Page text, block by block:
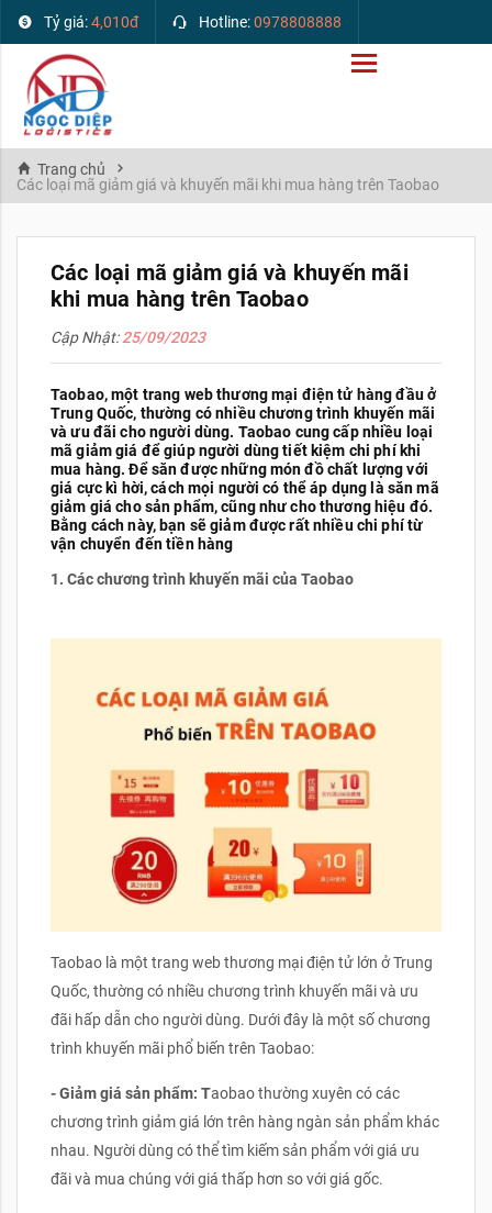
Tỷ giá:4,010đ Hotline:0978808888
Trang chủ
Các loại mã giảm giá và khuyến mãi khi mua hàng trên Taobao
Các loại mã giảm giá và khuyến mãi
khi mua hàng trên Taobao
Cập Nhật:25/09/2023
Taobao, một trang web thương mại điện tử hàng đầu ở
Trung Quốc, thường có nhiều chương trình khuyến mãi
và ưu đãi cho người dùng. Taobao cung cấp nhiều loại
mã giảm giá để giúp người dùng tiết kiệm chi phí khi
mua hàng. Để săn được những món đồ chất lượng với
giá cực kì hời, cách mọi người có thể áp dụng là săn mã
giảm giá cho sản phẩm, cũng như cho thương hiệu đó.
Bằng cách này, bạn sẽ giảm được rất nhiều chi phí từ
vận chuyển đến tiền hàng
1. Các chương trình khuyến mãi của Taobao
Taobao là một trang web thương mại điện tử lớn ở Trung
Quốc, thường có nhiều chương trình khuyến mãi và ưu
đãi hấp dẫn cho người dùng. Dưới đây là một số chương
trình khuyến mãi phổ biến trên Taobao:
- Giảm giá sản phẩm: Taobao thường xuyên có các
chương trình giảm giá lớn trên hàng ngàn sản phẩm khác
nhau. Người dùng có thể tìm kiếm sản phẩm với giá ưu
đãi và mua chúng với giá thấp hơn so với giá gốc.